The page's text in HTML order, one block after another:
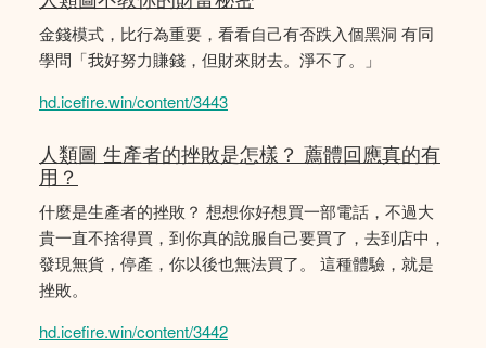
金錢模式，比行為重要，看看自己有否跌入個黑洞 有同
學問「我好努力賺錢，但財來財去。淨不了。」
hd.icefire.win/content/3443
人類圖 生產者的挫敗是怎樣？ 薦體回應真的有
用？
什麼是生產者的挫敗？ 想想你好想買一部電話，不過大
貴一直不捨得買，到你真的說服自己要買了，去到店中，
發現無貨，停產，你以後也無法買了。 這種體驗，就是
挫敗。
hd.icefire.win/content/3442